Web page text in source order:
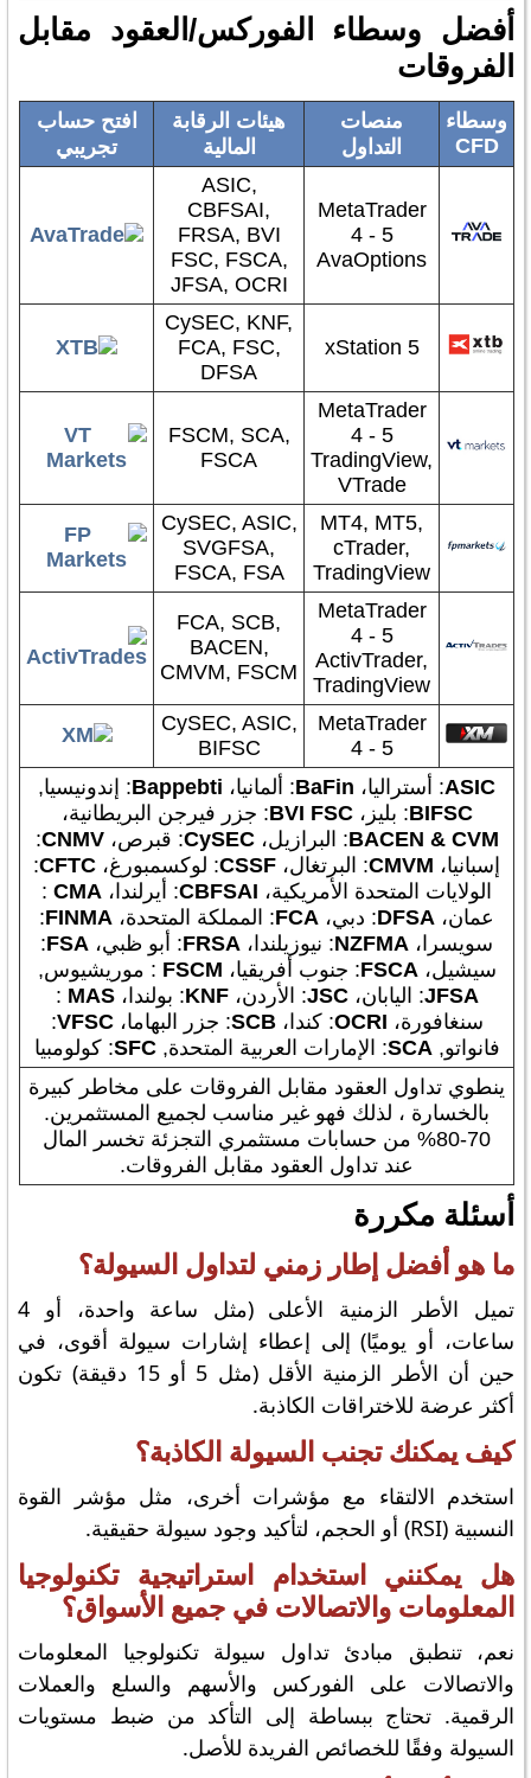
أفضل وسطاء الفوركس/العقود مقابل
الفروقات
وسطاء
CFD
منصات
التداول
هيئات الرقابة
المالية
افتح حساب
تجريبي
MetaTrader
4 - 5
AvaOptions
ASIC,
CBFSAI,
FRSA, BVI
FSC, FSCA,
JFSA, OCRI
xStation 5
CySEC, KNF,
FCA, FSC,
DFSA
MetaTrader
4 - 5
TradingView,
VTrade
FSCM, SCA,
FSCA
MT4, MT5,
cTrader,
TradingView
CySEC, ASIC,
SVGFSA,
FSCA, FSA
MetaTrader
4 - 5
ActivTrader,
TradingView
FCA, SCB,
BACEN,
CMVM, FSCM
MetaTrader
4 - 5
CySEC, ASIC,
BIFSC
ASIC: أستراليا، BaFin: ألمانيا، Bappebti: إندونيسيا,
BIFSC: بليز،BVI FSC: جزر فيرجن البريطانية،
BACEN & CVM: البرازيل،CySEC: قبرص،CNMV
:
إسبانيا، CMVM: البرتغال، CSSF: لوكسمبورغ، CFTC
:
الولايات المتحدة الأمريكية، CBFSAI: أيرلندا، CMA
:
عمان، DFSA: دبي، FCA: المملكة المتحدة، FINMA
:
سويسرا،
NZFMA : نيوزيلندا، FRSA: أبو ظبي، FSA
:
سيشيل،FSCA: جنوب أفريقيا، FSCM : موريشيوس,
JFSA: اليابان،JSC: الأردن،KNF: بولندا،MAS
:
سنغافورة، OCRI: كندا،SCB: جزر البهاما،VFSC
:
فانواتو,SCA: الإمارات العربية المتحدة,SFC: كولومبيا
ينطوي تداول العقود مقابل الفروقات على مخاطر كبيرة
بالخسارة ، لذلك فهو غير مناسب لجميع المستثمرين.
70-80% من حسابات مستثمري التجزئة تخسر المال
عند تداول العقود مقابل الفروقات.
أسئلة مكررة
ما هو أفضل إطار زمني لتداول السيولة؟
تميل الأطر الزمنية الأعلى (مثل ساعة واحدة، أو 4
ساعات، أو يوميًا) إلى إعطاء إشارات سيولة أقوى، في
حين أن الأطر الزمنية الأقل (مثل 5 أو 15 دقيقة) تكون
أكثر عرضة للاختراقات الكاذبة.
كيف يمكنك تجنب السيولة الكاذبة؟
استخدم الالتقاء مع مؤشرات أخرى، مثل مؤشر القوة
النسبية (RSI) أو الحجم، لتأكيد وجود سيولة حقيقية.
هل يمكنني استخدام استراتيجية تكنولوجيا
المعلومات والاتصالات في جميع الأسواق؟
نعم، تنطبق مبادئ تداول سيولة تكنولوجيا المعلومات
والاتصالات على الفوركس والأسهم والسلع والعملات
الرقمية. تحتاج ببساطة إلى التأكد من ضبط مستويات
السيولة وفقًا للخصائص الفريدة للأصل.